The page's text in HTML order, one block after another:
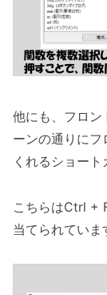
他にも、フロン
ーンの通りにフ
くれるショート
こちらはCtrl +
当てられていま